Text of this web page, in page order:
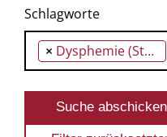
Schlagworte
× Dysphemie (Stottern)